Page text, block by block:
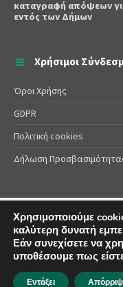
καταγραφή απόψεων
εντός των Δήμων
Χρήσιμοι
Όροι Χρήσης
GDPR
Πολιτική cookies
Δήλωση
© 2025 Δήμος
Χρησιμοποιούμε
καλύτερη δυνατή
Εάν συνεχίσετε να
υποθέσουμε πως
Εντάξει